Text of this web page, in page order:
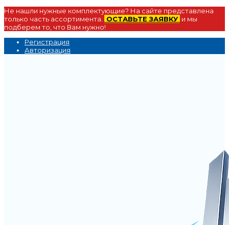
Не нашли нужные комплектующие? На сайте представлена
только часть ассортимента.
ОСТАВЬТЕ ЗАЯВКУ и мы
подберем то, что Вам нужно!
Регистрация
Авторизация